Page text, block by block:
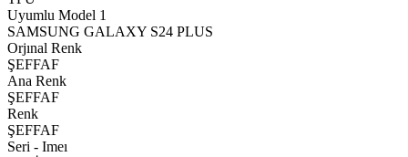
Uyumlu Model 1
SAMSUNG GALAXY S24 PLUS
Orjınal Renk
ŞEFFAF
Ana Renk
ŞEFFAF
Renk
ŞEFFAF
Seri - Imeı